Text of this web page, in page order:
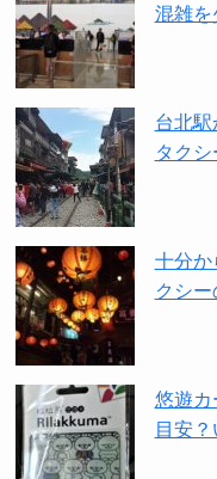
混雑を
台北駅
タク
十分か
クシ
悠遊カ
目安